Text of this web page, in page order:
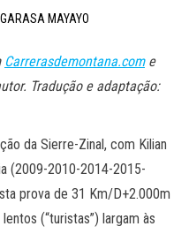
MAYAYO
Carrerasdemontana.come
Tradução e adaptação:
da Sierre-Zinal, com Kilian
(2009-2010-2014-2015-
prova de 31 Km/D+2.000m
(“turistas”) largam às